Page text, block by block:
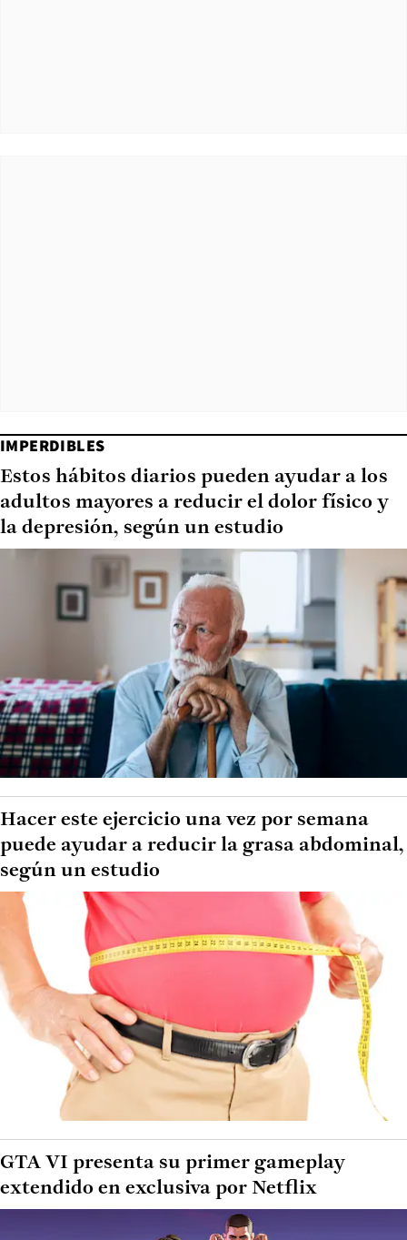
IMPERDIBLES
Estos hábitos diarios pueden ayudar a los
adultos mayores a reducir el dolor físico y
la depresión, según un estudio
Hacer este ejercicio una vez por semana
puede ayudar a reducir la grasa abdominal,
según un estudio
GTA VI presenta su primer gameplay
extendido en exclusiva por Netflix